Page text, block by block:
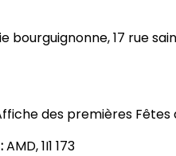
bourguignonne, 17 rue
des premières Fêtes
AMD, 1I1 173